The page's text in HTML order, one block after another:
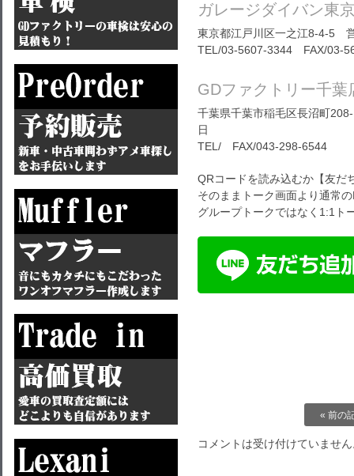
ガレージダイバン東
東京都江戸川区一之江8-4-5
TEL/03-5607-3344 FAX/03-
GDファクトリー千葉
千葉県千葉市稲毛区長沼町
日
TEL/ FAX/043-298-6544
QRコードを読み込むか【友だ
そのままトーク画面より通常
グループトークではなく1:1ト
« 前の
コメントは受け付けていませ